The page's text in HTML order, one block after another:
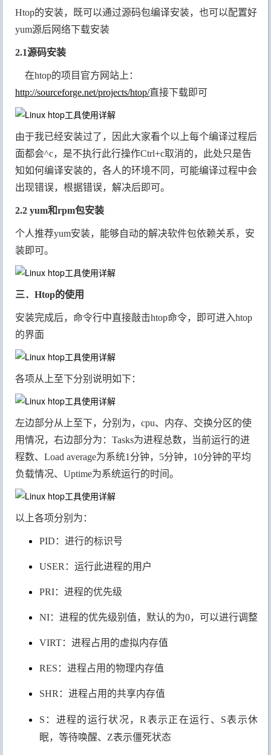
Htop的安装，既可以通过源码包编译安装，也可以配置好
yum源后网络下载安装
2.1源码安装
在htop的项目官方网站上：
http://sourceforge.net/projects/htop/直接下载即可
由于我已经安装过了，因此大家看个以上每个编译过程后
面都会^c，是不执行此行操作Ctrl+c取消的，此处只是告
知如何编译安装的，各人的环境不同，可能编译过程中会
出现错误，根据错误，解决后即可。
2.2 yum和rpm包安装
个人推荐yum安装，能够自动的解决软件包依赖关系，安
装即可。
三．Htop的使用
安装完成后，命令行中直接敲击htop命令，即可进入htop
的界面
各项从上至下分别说明如下：
左边部分从上至下，分别为，cpu、内存、交换分区的使
用情况，右边部分为：Tasks为进程总数，当前运行的进
程数、Load average为系统1分钟，5分钟，10分钟的平均
负载情况、Uptime为系统运行的时间。
以上各项分别为：
PID：进行的标识号
USER：运行此进程的用户
PRI：进程的优先级
NI：进程的优先级别值，默认的为0，可以进行调整
VIRT：进程占用的虚拟内存值
RES：进程占用的物理内存值
SHR：进程占用的共享内存值
S：进程的运行状况，R表示正在运行、S表示休
眠，等待唤醒、Z表示僵死状态